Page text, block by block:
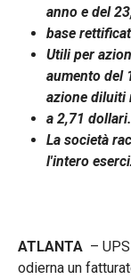
anno e del
base
Utili per
aumento del
azione diluiti
a 2,71 dollari.
La società
l'intero
ATLANTA –
odierna un